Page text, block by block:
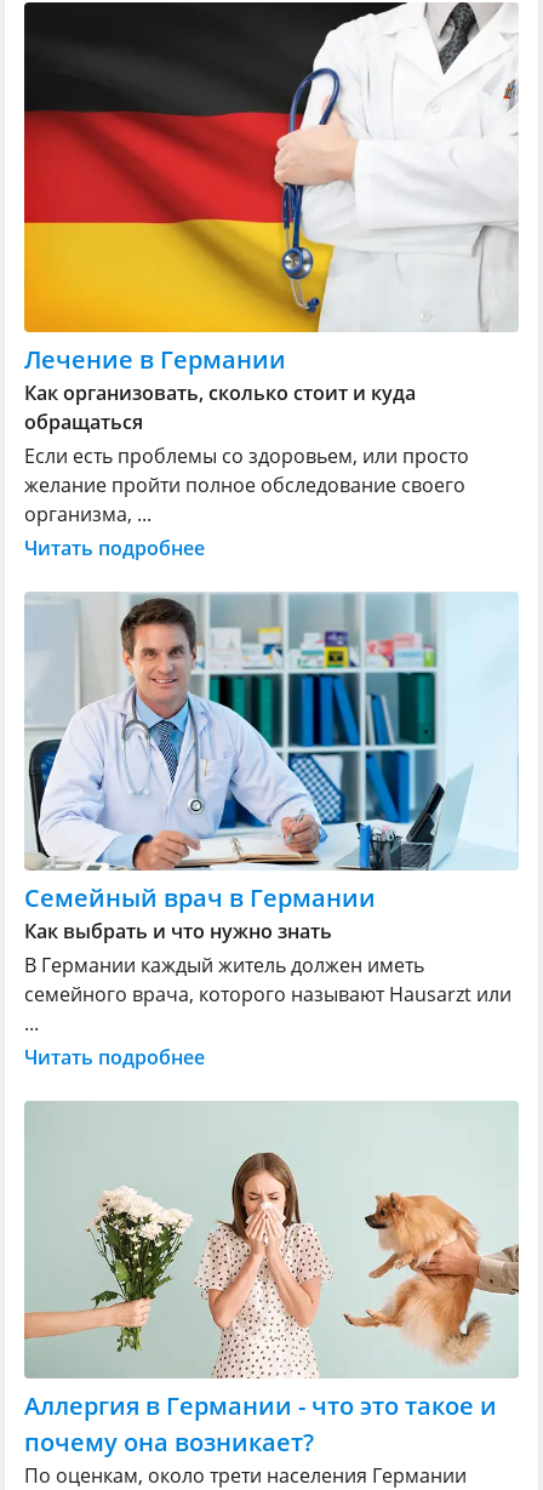
Лечение в Германии
Как организовать, сколько стоит и куда
обращаться
Если есть проблемы со здоровьем, или просто
желание пройти полное обследование своего
организма, ...
Читать подробнее
Семейный врач в Германии
Как выбрать и что нужно знать
В Германии каждый житель должен иметь
семейного врача, которого называют Hausarzt или
...
Читать подробнее
Аллергия в Германии - что это такое и
почему она возникает?
По оценкам, около трети населения Германии